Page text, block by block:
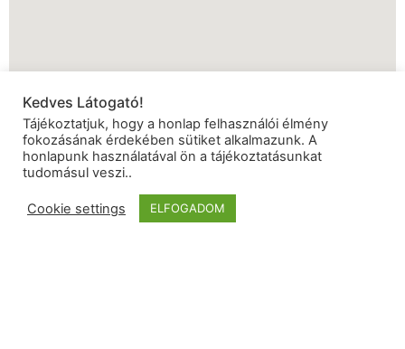
Kedves Látogató!
Tájékoztatjuk, hogy a honlap felhasználói élmény
fokozásának érdekében sütiket alkalmazunk. A
honlapunk használatával ön a tájékoztatásunkat
tudomásul veszi..
Cookie settings ELFOGADOM